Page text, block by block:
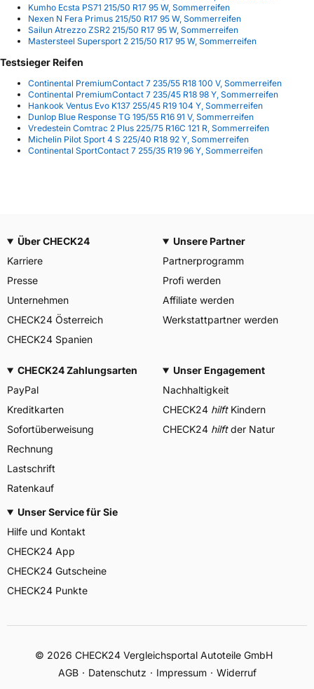
Kumho Ecsta PS71 215/50 R17 95 W, Sommerreifen
Nexen N Fera Primus 215/50 R17 95 W, Sommerreifen
Sailun Atrezzo ZSR2 215/50 R17 95 W, Sommerreifen
Mastersteel Supersport 2 215/50 R17 95 W, Sommerreifen
Testsieger Reifen
Continental PremiumContact 7 235/55 R18 100 V, Sommerreifen
Continental PremiumContact 7 235/45 R18 98 Y, Sommerreifen
Hankook Ventus Evo K137 255/45 R19 104 Y, Sommerreifen
Dunlop Blue Response TG 195/55 R16 91 V, Sommerreifen
Vredestein Comtrac 2 Plus 225/75 R16C 121 R, Sommerreifen
Michelin Pilot Sport 4 S 225/40 R18 92 Y, Sommerreifen
Continental SportContact 7 255/35 R19 96 Y, Sommerreifen
Über CHECK24
Karriere
Presse
Unternehmen
CHECK24 Österreich
CHECK24 Spanien
Unsere Partner
Partnerprogramm
Profi werden
Affiliate werden
Werkstattpartner werden
CHECK24 Zahlungsarten
PayPal
Kreditkarten
Sofortüberweisung
Rechnung
Lastschrift
Ratenkauf
Unser Engagement
Nachhaltigkeit
CHECK24 hilftKindern
CHECK24 hilftder Natur
Unser Service für Sie
Hilfe und Kontakt
CHECK24 App
CHECK24 Gutscheine
CHECK24 Punkte
© 2026 CHECK24 Vergleichsportal Autoteile GmbH
AGB
Datenschutz Impressum Widerruf